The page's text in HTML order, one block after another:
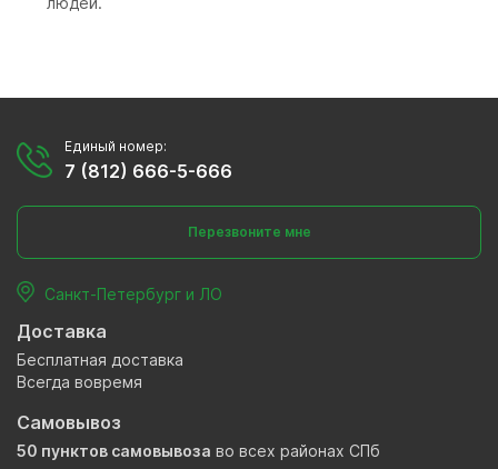
Единый номер:
7 (812) 666-5-666
Перезвоните мне
Санкт-Петербург и ЛО
Доставка
Бесплатная доставка
Всегда вовремя
Самовывоз
50 пунктов самовывоза во всех районах СПб